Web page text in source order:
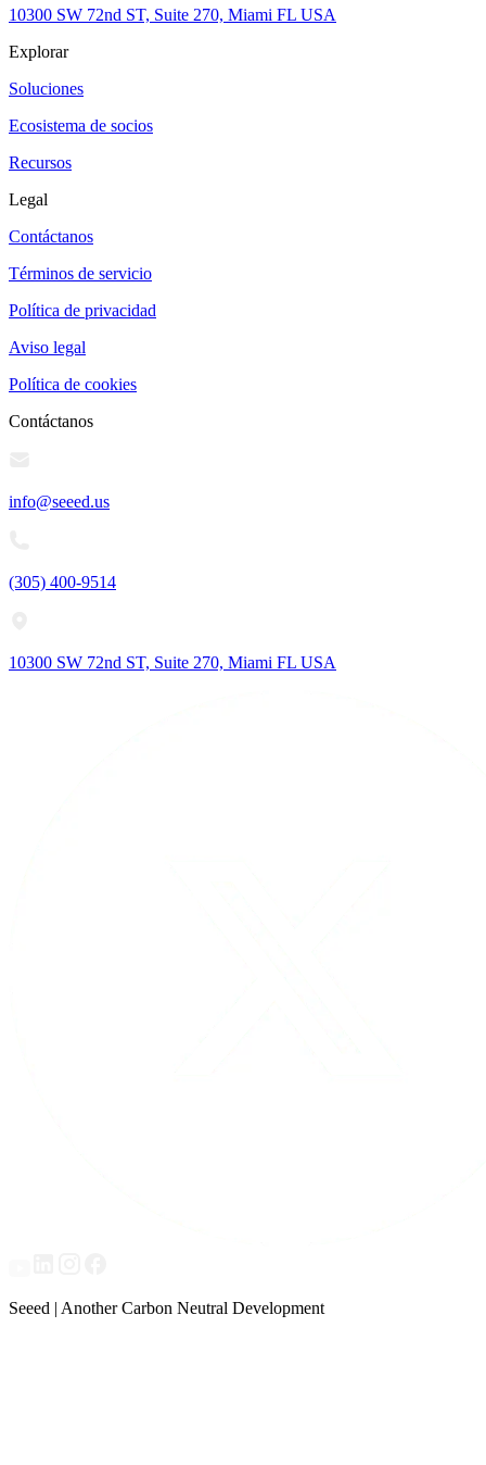
10300 SW 72nd ST, Suite 270, Miami FL USA
Explorar
Soluciones
Ecosistema de socios
Recursos
Legal
Contáctanos
Términos de servicio
Política de privacidad
Aviso legal
Política de cookies
Contáctanos
info@seeed.us
(305) 400-9514
10300 SW 72nd ST, Suite 270, Miami FL USA
Seeed | Another Carbon Neutral Development